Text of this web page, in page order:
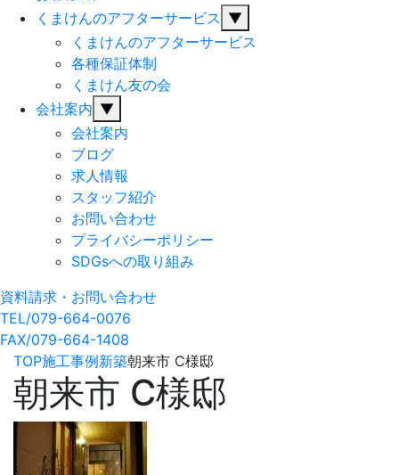
くまけんのアフターサービス ▼
くまけんのアフターサービス
各種保証体制
くまけん友の会
会社案内 ▼
会社案内
ブログ
求人情報
スタッフ紹介
お問い合わせ
プライバシーポリシー
SDGsへの取り組み
資料請求・お問い合わせ
TEL/079-664-0076
FAX/079-664-1408
TOP施工事例新築朝来市 C様邸
朝来市 C様邸